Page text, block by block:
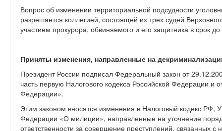
Вопрос об изменении территориальной подсудности
разрешается коллегией, состоящей их трех судей
участием прокурора, обвиняемого и его защитника в срок
Приняты изменения, направленные на
Президент России подписал Федеральный закон от
часть первую Налогового кодекса Российской Федерации и
Федерации».
Этим законом вносятся изменения в Налоговый кодекс
Федерации «О милиции», направленные на уточнение
ответственности за совершение преступлений, связанных с